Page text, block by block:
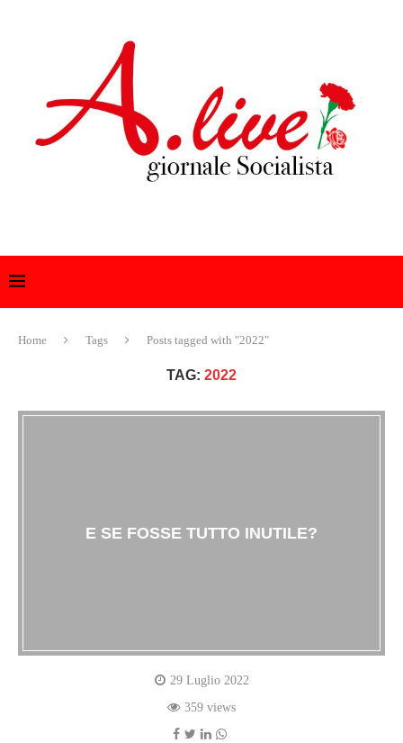
Home Tags Posts tagged with "2022"
TAG: 2022
E SE FOSSE TUTTO INUTILE?
29 Luglio 2022
359 views